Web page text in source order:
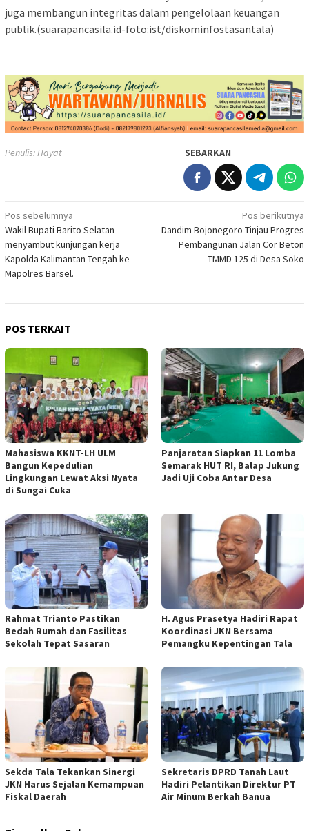
juga membangun integritas dalam pengelolaan keuangan
publik.(suarapancasila.id-foto:ist/diskominfostasantala)
Penulis: Hayat SEBARKAN
Navigasi
pos
Pos sebelumnya
Wakil Bupati Barito Selatan
menyambut kunjungan kerja
Kapolda Kalimantan Tengah ke
Mapolres Barsel.
Pos berikutnya
Dandim Bojonegoro Tinjau Progres
Pembangunan Jalan Cor Beton
TMMD 125 di Desa Soko
POS TERKAIT
Mahasiswa KKNT-LH ULM
Bangun Kepedulian
Lingkungan Lewat Aksi Nyata
di Sungai Cuka
Panjaratan Siapkan 11 Lomba
Semarak HUT RI, Balap Jukung
Jadi Uji Coba Antar Desa
Rahmat Trianto Pastikan
Bedah Rumah dan Fasilitas
Sekolah Tepat Sasaran
H. Agus Prasetya Hadiri Rapat
Koordinasi JKN Bersama
Pemangku Kepentingan Tala
Sekda Tala Tekankan Sinergi
JKN Harus Sejalan Kemampuan
Fiskal Daerah
Sekretaris DPRD Tanah Laut
Hadiri Pelantikan Direktur PT
Air Minum Berkah Banua